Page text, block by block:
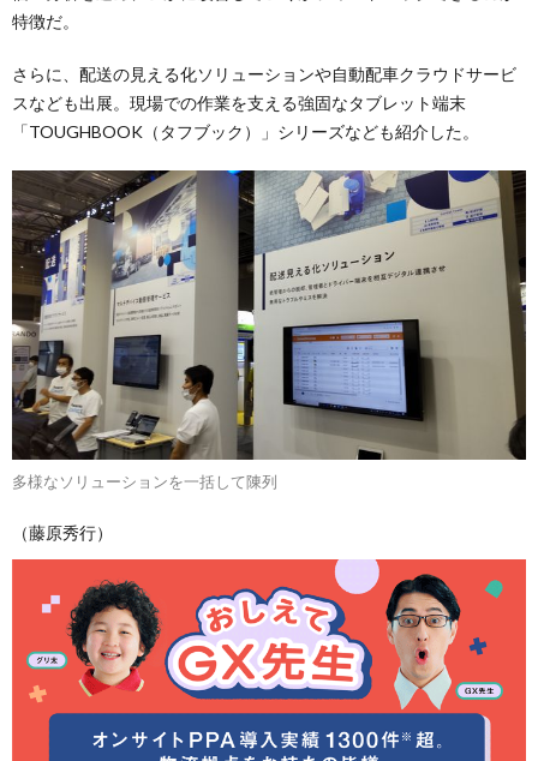
特徴だ。
さらに、配送の見える化ソリューションや自動配車クラウドサービ
スなども出展。現場での作業を支える強固なタブレット端末
「TOUGHBOOK（タフブック）」シリーズなども紹介した。
多様なソリューションを一括して陳列
（藤原秀行）